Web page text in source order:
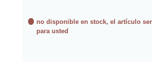
no disponible en stock, el artículo
para usted